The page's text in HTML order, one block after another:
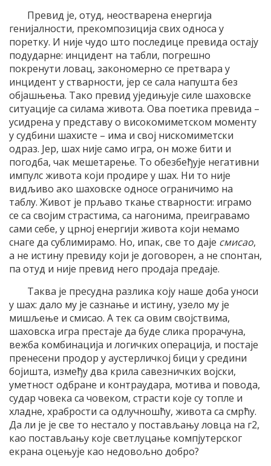
Превид је, отуд, неостварена енергија
генијалности, прекомпозиција свих односа у
поретку. И није чудо што последице превида остају
подударне: инцидент на табли, погрешно
покренути ловац, закономерно се претвара у
инцидент у стварности, јер се сала напушта без
објашњења. Тако превид уједињује силе шаховске
ситуације са силама живота. Ова поетика превида –
усидрена у представу о високомиметском моменту
у судбини шахисте – има и свој нискомиметски
одраз. Јер, шах није само игра, он може бити и
погодба, чак мешетарење. То обезбеђује негативни
импулс живота који продире у шах. Ни то није
видљиво ако шаховске односе ограничимо на
таблу. Живот је прљаво ткање стварности: играмо
се са својим страстима, са нагонима, преигравамо
сами себе, у црној енергији живота који немамо
снаге да сублимирамо. Но, ипак, све то даје смисао,
а не истину превиду који је договорен, а не спонтан,
па отуд и није превид него продаја предаје.
Таква је пресудна разлика коју наше доба уноси
у шах: дало му је сазнање и истину, узело му је
мишљење и смисао. А тек са овим својствима,
шаховска игра престаје да буде слика прорачуна,
вежба комбинација и логичких операција, и постаје
пренесени продор у аустерличкој бици у средини
бојишта, између два крила савезничких војски,
уметност одбране и контраудара, мотива и повода,
судар човека са човеком, страсти које су топле и
хладне, храбрости са одлучношћу, живота са смрћу.
Да ли је је све то нестало у постављању ловца на г2,
као постављању које светлуцање компјутерског
екрана оцењује као недовољно добро?